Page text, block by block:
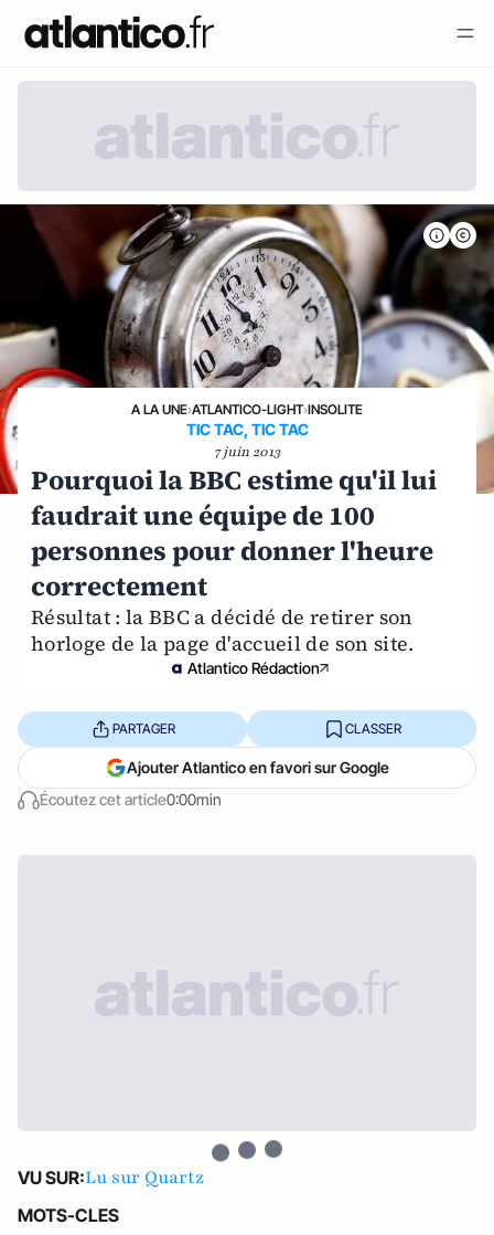
A LA UNE›ATLANTICO-LIGHT›INSOLITE
TIC TAC, TIC TAC
7 juin 2013
Pourquoi la BBC estime qu'il lui
faudrait une équipe de 100
personnes pour donner l'heure
correctement
Résultat : la BBC a décidé de retirer son
horloge de la page d'accueil de son site.
Atlantico Rédaction
Écoutez cet article0:00min
PARTAGER CLASSER
Ajouter Atlantico en favori sur Google
VU SUR:Lu sur Quartz
MOTS-CLES